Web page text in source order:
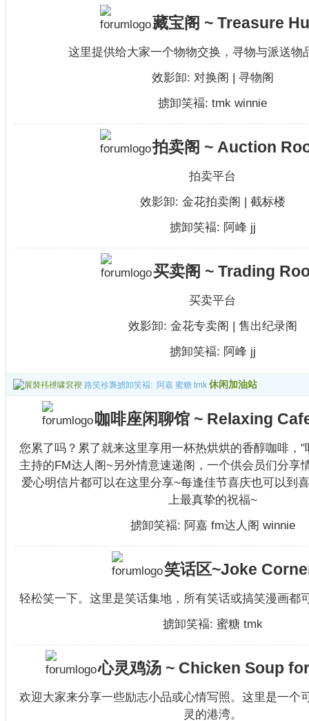
藏宝阁 ~ Treasure
这里提供给大家一个物物交换，寻物与派送物
效影卸: 对换阁 | 寻物阁
掳卸笑褔: tmk winnie
拍卖阁 ~ Auction
拍卖平台
效影卸: 金花拍卖阁 | 截标楼
掳卸笑褔: 阿峰 jj
买卖阁 ~ Trading
买卖平台
效影卸: 金花专卖阁 | 售出纪录阁
掳卸笑褔: 阿峰 jj
路笑袗褢掳卸笑褔: 阿嘉 蜜糖 tmk 休闲加油站
咖啡座闲聊馆 ~ Relaxing
您累了吗？累了就来这里享用一杯热烘烘的香醇咖啡，
主持的FM达人阁~另外情意速递阁，一个供会员们分享
爱心明信片都可以在这里分享~每逢佳节喜庆也可以到
上最真挚的祝福~
掳卸笑褔: 阿嘉 fm达人阁 winnie
笑话区~Joke
轻松笑一下。这里是笑话集地，所有笑话或搞笑漫画都
掳卸笑褔: 蜜糖 tmk
心灵鸡汤 ~ Chicken Soup
欢迎大家来分享一些励志小品或心情写照。这里是一个
灵的港湾。